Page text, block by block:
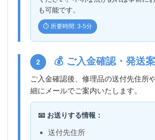
も可能です。
⏱️ 所要時間: 3-5分
2 💰 ご入金確認・発送
ご入金確認後、修理品の送付先住所
細にメールでご案内いたします。
📧 お送りする情報：
送付先住所